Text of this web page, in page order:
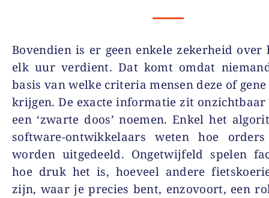
Bovendien is er geen enkele zekerheid over
elk uur verdient. Dat komt omdat
basis van welke criteria mensen deze of
krijgen. De exacte informatie zit
een ‘zwarte doos’ noemen. Enkel het
software-ontwikkelaars weten hoe
worden uitgedeeld. Ongetwijfeld spelen
hoe druk het is, hoeveel andere
zijn, waar je precies bent, enzovoort, een